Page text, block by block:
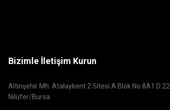
Bizimle İletişim Kurun
Altınşehir Mh. Atalaykent 2 Sitesi A Blok No:8A1 D:22
Nilüfer/Bursa